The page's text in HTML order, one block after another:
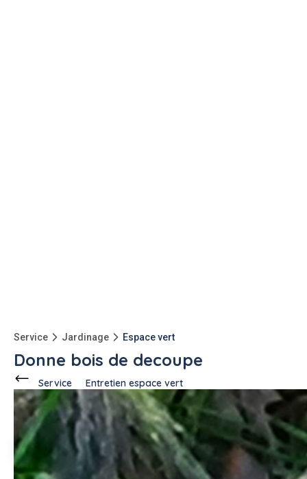
Service Jardinage Espace vert
Donne bois de decoupe
Service Entretien espace vert
Ce voisin propose ce service àMarseille (13012)
Patricia C. 2 annonces